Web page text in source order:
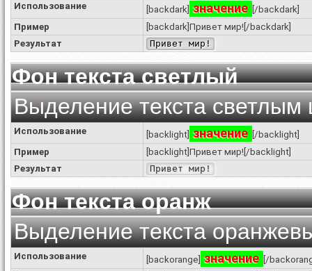
Использование [backdark] значение [/backdark]
Пример
[backdark]Привет мир![/backdark]
Результат
Привет мир!
Фон текста светлый
Выделение текста
Использование [backlight] значение [/backlight]
Пример
[backlight]Привет мир![/backlight]
Результат
Привет мир!
Фон текста оранж
Выделение текста
Использование [backorange] значение [/